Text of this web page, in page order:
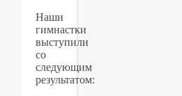
Наши
гимнастки
выступили
со
следующим
результатом: